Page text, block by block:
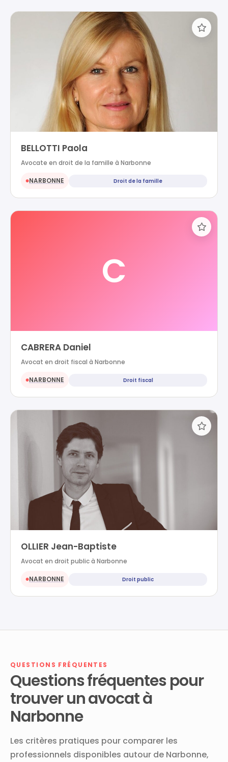
BELLOTTI Paola
Avocate en droit de la famille à Narbonne
●NARBONNE Droit de la famille
C
CABRERA Daniel
Avocat en droit fiscal à Narbonne
●NARBONNE Droit fiscal
OLLIER Jean-Baptiste
Avocat en droit public à Narbonne
●NARBONNE Droit public
QUESTIONS FRÉQUENTES
Questions fréquentes pour
trouver un avocat à
Narbonne
Les critères pratiques pour comparer les
professionnels disponibles autour de Narbonne,